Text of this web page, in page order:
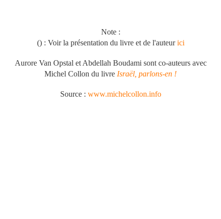
Note :
() : Voir la présentation du livre et de l'auteurici
Aurore Van Opstal et Abdellah Boudami sont co-auteurs avec
Michel Collon du livre Israël, parlons-en !
Source : www.michelcollon.info